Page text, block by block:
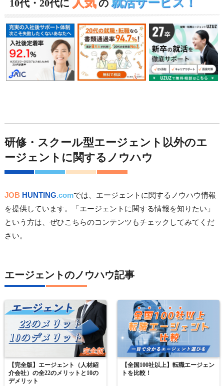
10代・20代に の
研修・スクール型エージェント以外のエ
ージェントに関するノウハウ
JOB HUNTING.comでは、エージェントに関するノウハウ情報
を提供しています。「エージェントに関する情報を知りたい」
という方は、ぜひこちらのコンテンツもチェックしてみてくだ
さい。
エージェントのノウハウ記事
【完全版】エージェント（人材紹
介会社）の全22のメリットと10の
デメリット
【全国100社以上】転職エージェン
トを比較！